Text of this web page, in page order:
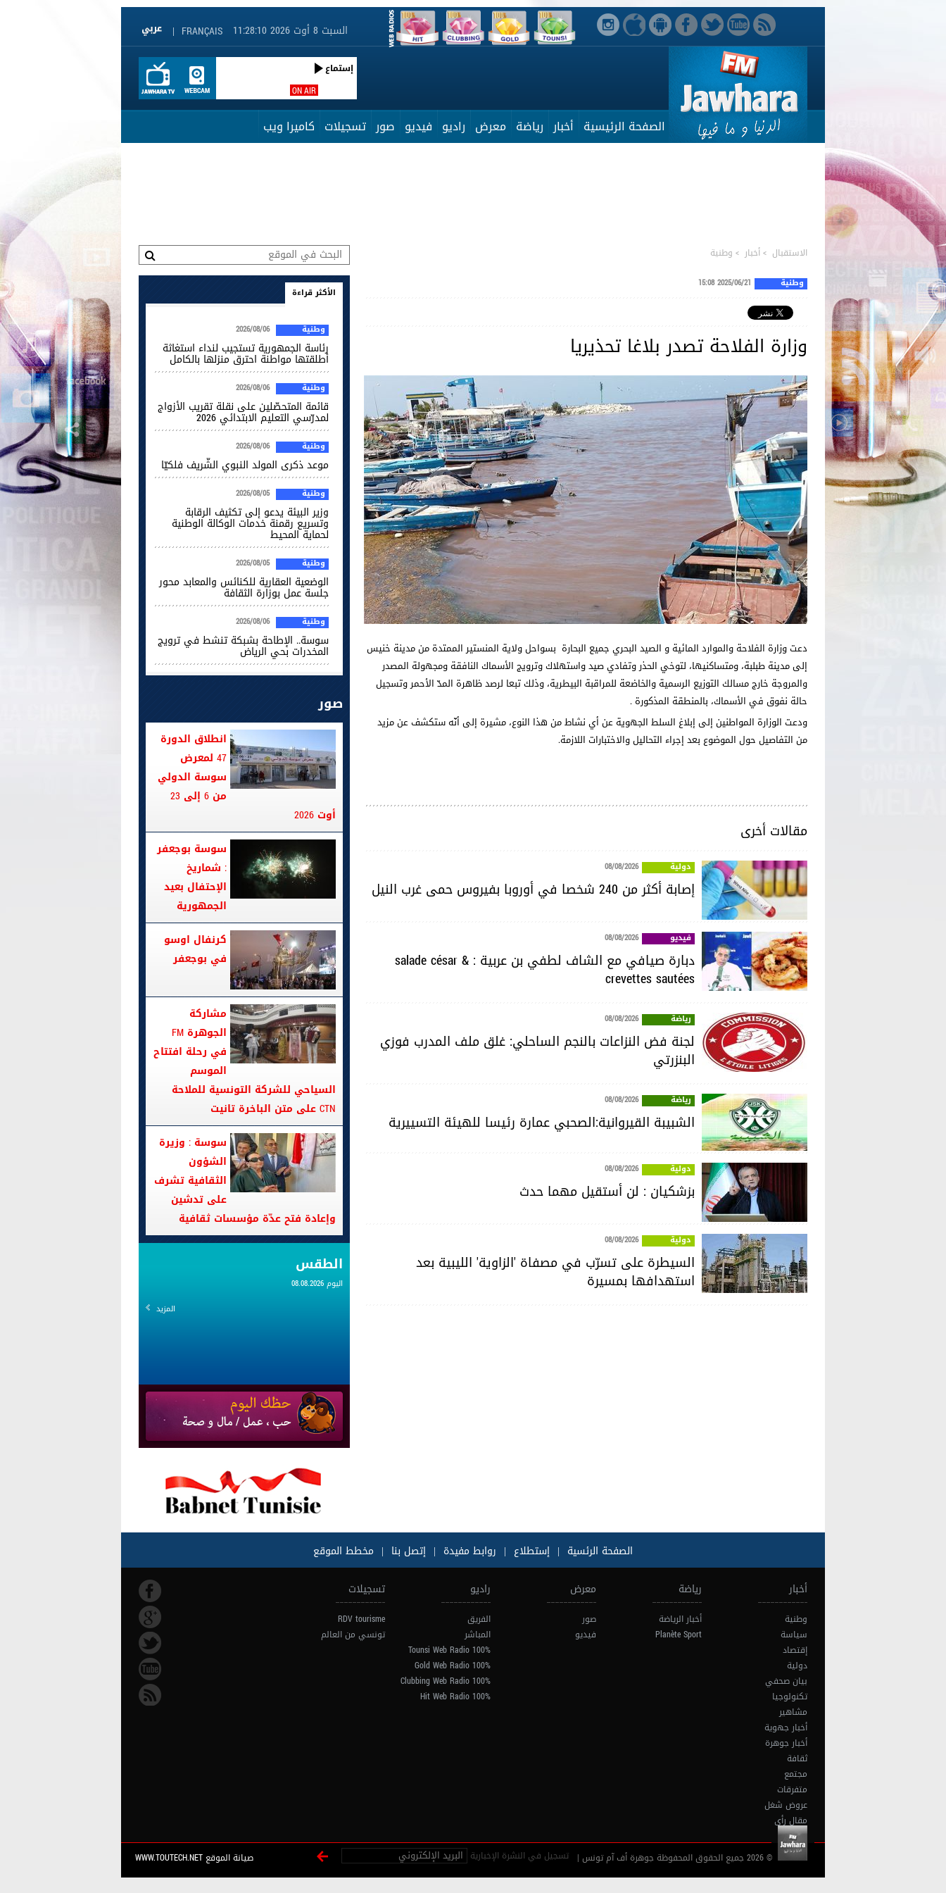
FRANÇAIS
| السبت 8 أوت 2026 11:28:10
ON AIR
إستماع
الصفحة الرئيسية أخبار رياضة معرض راديو فيديو صور تسجيلات كاميرا ويب
الاستقبال >أخبار > وطنية
وطنية 2025/06/21 15:08
وزارة الفلاحة تصدر بلاغا تحذيريا
دعت وزارة الفلاحة والموارد المائية و الصيد البحري جميع البحارة بسواحل ولاية المنستير الممتدة من مدينة خنيس
إلى مدينة طبلبة، ومتساكنيها، لتوخي الحذر وتفادي صيد واستهلاك وترويج الأسماك النافقة ومجهولة المصدر
والمروجة خارج مسالك التوزيع الرسمية والخاضعة للمراقبة البيطرية، وذلك تبعا لرصد ظاهرة المدّ الأحمر وتسجيل
حالة نفوق في الأسماك، بالمنطقة المذكورة .
ودعت الوزارة المواطنين إلى إبلاغ السلط الجهوية عن أي نشاط من هذا النوع، مشيرة إلى أنّه ستكشف عن مزيد
من التفاصيل حول الموضوع بعد إجراء التحاليل والاختبارات اللازمة.
مقالات أخرى
دولية 08/08/2026
إصابة أكثر من 240 شخصا في أوروبا بفيروس حمى غرب النيل
فيديو 08/08/2026
دبارة صيافي مع الشاف لطفي بن عربية : salade césar &
crevettes sautées
رياضة 08/08/2026
لجنة فض النزاعات بالنجم الساحلي: غلق ملف المدرب فوزي
البنزرتي
رياضة 08/08/2026
الشبيبة القيروانية:الصحبي عمارة رئيسا للهيئة التسييرية
دولية 08/08/2026
بزشكيان : لن أستقيل مهما حدث
دولية 08/08/2026
السيطرة على تسرّب في مصفاة 'الزاوية' الليبية بعد
استهدافها بمسيرة
الأكثر قراءة
وطنية 2026/08/06
رئاسة الجمهورية تستجيب لنداء استغاثة
أطلقتها مواطنة احترق منزلها بالكامل
وطنية 2026/08/06
قائمة المتحصّلين على نقلة تقريب الأزواج
لمدرّسي التعليم الابتدائي 2026
وطنية 2026/08/06
موعد ذكرى المولد النبوي الشّريف فلكيّا
وطنية 2026/08/05
وزير البيئة يدعو إلى تكثيف الرقابة
وتسريع رقمنة خدمات الوكالة الوطنية
لحماية المحيط
وطنية 2026/08/05
الوضعية العقارية للكنائس والمعابد محور
جلسة عمل بوزارة الثقافة
وطنية 2026/08/06
سوسة.. الإطاحة بشبكة تنشط في ترويج
المخدرات بحي الرياض
صور
انطلاق الدورة
47 لمعرض
سوسة الدولي
من 6 إلى 23
أوت 2026
سوسة بوجعفر
: شماريخ
الإحتفال بعيد
الجمهورية
كرنفال اوسو
في بوجعفر
مشاركة
الجوهرة FM
في رحلة افتتاح
الموسم
السياحي للشركة التونسية للملاحة
CTN على متن الباخرة تانيت
سوسة : وزيرة
الشؤون
الثقافية تشرف
على تدشين
وإعادة فتح عدّة مؤسسات ثقافية
الطقس
اليوم 08.08.2026
المزيد
الصفحة الرئسية | إستطلاع | روابط مفيدة | إتصل بنا | مخطط الموقع
أخبار
وطنية
سياسة
إقتصاد
دولية
بيان صحفي
تكنولوجيا
مشاهير
أخبار جهوية
أخبار جوهرة
ثقافة
مجتمع
متفرقات
عروض شغل
مقال رأي
رياضة
أخبار الرياضة
Planète Sport
معرض
صور
فيديو
راديو
الفريق
المباشر
100% Tounsi Web Radio
100% Gold Web Radio
100% Clubbing Web Radio
100% Hit Web Radio
تسجيلات
RDV tourisme
تونسي من العالم
© 2026 جميع الحقوق المحفوظة جوهرة أف آم تونس | تسجيل في النشرة الإخبارية صيانة الموقع WWW.TOUTECH.NET